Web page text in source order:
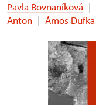
Pavla Rovnaníková |
Anton | Ámos Dufka